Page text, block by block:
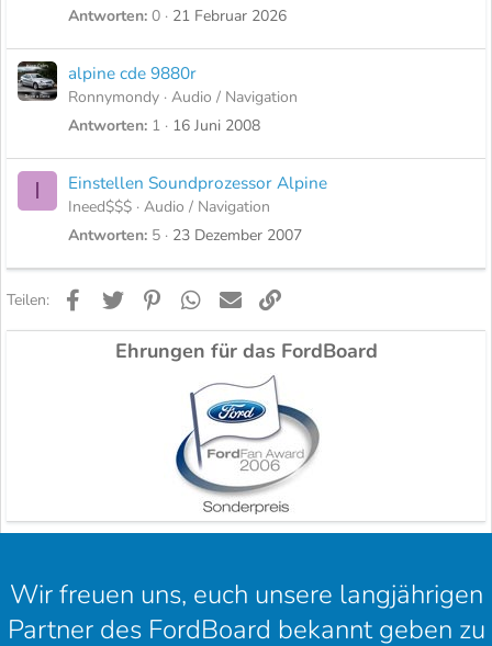
Antworten 0 21 Februar 2026
alpine cde 9880r
Ronnymondy Audio / Navigation
Antworten 1 16 Juni 2008
I Einstellen Soundprozessor Alpine
Ineed$$$ Audio / Navigation
Antworten 5 23 Dezember 2007
Teilen: FacebookTwitter PinterestWhatsApp
E-Mail
Ehrungen für das FordBoard
Wir freuen uns, euch unsere langjährigen
Partner des FordBoard bekannt geben zu